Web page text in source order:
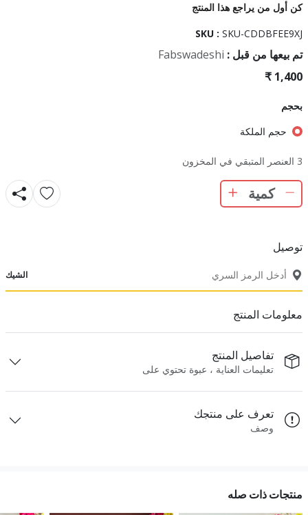
كن أول من يراجع هذا المنتج
SKU : SKU-CDDBFEE9XJ
تم بيعها من قبل : Fabswadeshi
بحجم
حجم الملكة
3 العنصر المتبقي في المخزون
توصيل
الشيك
معلومات المنتج
تفاصيل المنتج
تعليمات العناية ، عبوة تحتوي على
تعرف على منتجك
وصف
منتجات ذات صله